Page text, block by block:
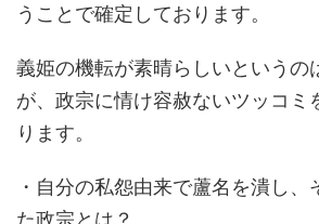
うことで確定しております。
義姫の機転が素晴らしいというの
が、政宗に情け容赦ないツッコミ
ります。
・自分の私怨由来で蘆名を潰し
た政宗とは？